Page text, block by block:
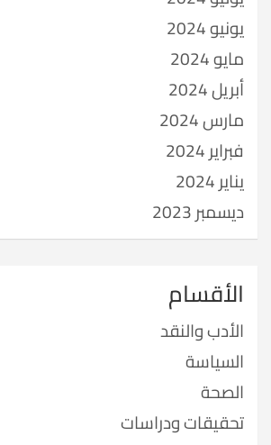
يونيو 2024
مايو 2024
أبريل 2024
مارس 2024
فبراير 2024
يناير 2024
ديسمبر 2023
الأقسام
الأدب والنقد
السياسة
الصحة
تحقيقات ودراسات